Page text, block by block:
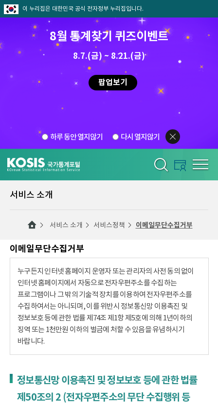
이 누리집은 대한민국 공식 전자정부 누리집입니다.
8월 통계찾기 퀴즈이벤트
8.7.(금) ~ 8.21.(금)
팝업보기
하루 동안 열지않기 다시 열지않기
서비스 소개
서비스 소개 서비스정책 이메일무단수집거부
이메일무단수집거부
누구든지 인터넷 홈페이지 운영자 또는 관리자의 사전 동의 없이
인터넷 홈페이지에서 자동으로 전자우편주소를 수집하는
프로그램이나 그 밖의 기술적 장치를 이용하여 전자우편주소를
수집하여서는 아니되며, 이를 위반시 정보통신망 이용촉진 및
정보보호 등에 관한 법률 제74조 제1항 제5호에 의해 1년이하의
징역 또는 1천만원 이하의 벌금에 처할 수 있음을 유념하시기
바랍니다.
정보통신망 이용촉진 및 정보보호 등에 관한 법률
제50조의 2 (전자우편주소의 무단 수집행위 등